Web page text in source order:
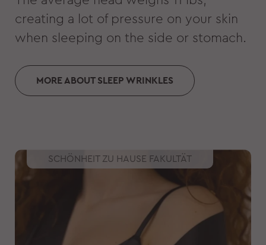
creating a lot of pressure on your skin
when sleeping on the side or stomach.
MORE ABOUT SLEEP WRINKLES
SCHÖNHEIT ZU HAUSE FAKULTÄT